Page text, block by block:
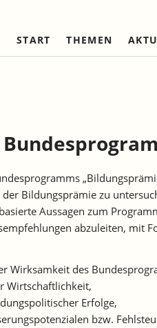
START THEMEN
Abgeschlossene Projekte
Firmenmitglieder
Ehrenmitglieder
Satzung
Norbert-Kloten-Preis
Bildungsprämie zu
Aussagen zum
abzuleiten, mit
Wirksamkeit des
Wirtschaftlichkeit,
Erfolge,
bzw.